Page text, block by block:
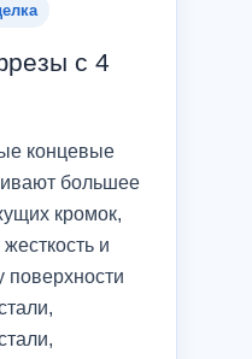
с 4
концевые
большее
кромок,
и
поверхности